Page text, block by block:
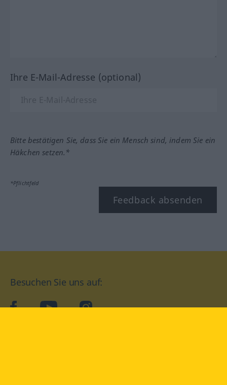
Ihre E-Mail-Adresse (optional)
Bitte bestätigen Sie, dass Sie ein Mensch sind, indem Sie ein
Häkchen setzen.*
*Pflichtfeld
Feedback absenden
Besuchen Sie uns auf:
facebookYouTube Instagram